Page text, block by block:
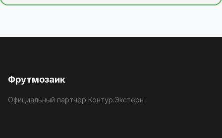
Фрутмозаик
Официальный партнёр Контур.Экстерн